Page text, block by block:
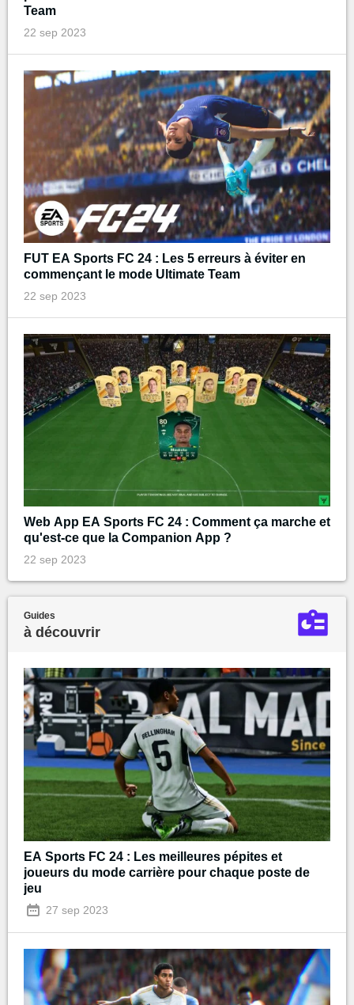
Team
22 sep 2023
FUT EA Sports FC 24 : Les 5 erreurs à éviter en
commençant le mode Ultimate Team
22 sep 2023
Web App EA Sports FC 24 : Comment ça marche et
qu'est-ce que la Companion App ?
22 sep 2023
Guides
à découvrir
EA Sports FC 24 : Les meilleures pépites et
joueurs du mode carrière pour chaque poste de
jeu
27 sep 2023